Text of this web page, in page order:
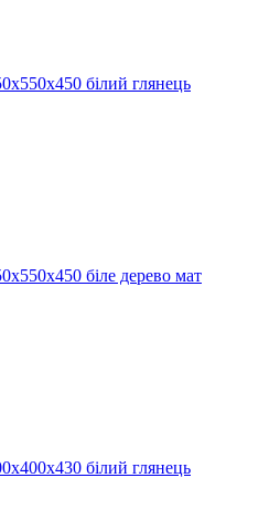
білий глянець
біле дерево мат
білий глянець